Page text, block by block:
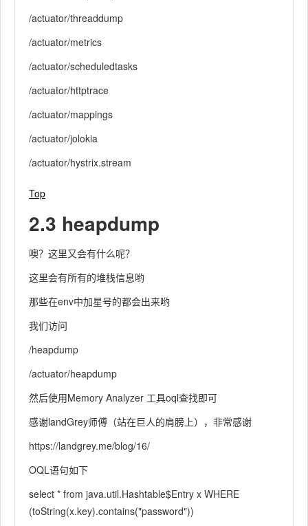
/actuator/threaddump
/actuator/metrics
/actuator/scheduledtasks
/actuator/httptrace
/actuator/mappings
/actuator/jolokia
/actuator/hystrix.stream
Top
2.3 heapdump
噢？这里又会有什么呢？
这里会有所有的堆栈信息哟
那些在env中加星号的都会出来哟
我们访问
/heapdump
/actuator/heapdump
然后使用Memory Analyzer 工具oql查找即可
感谢landGrey师傅（站在巨人的肩膀上），非常感谢
https://landgrey.me/blog/16/
OQL语句如下
select * from java.util.Hashtable$Entry x WHERE
(toString(x.key).contains("password"))